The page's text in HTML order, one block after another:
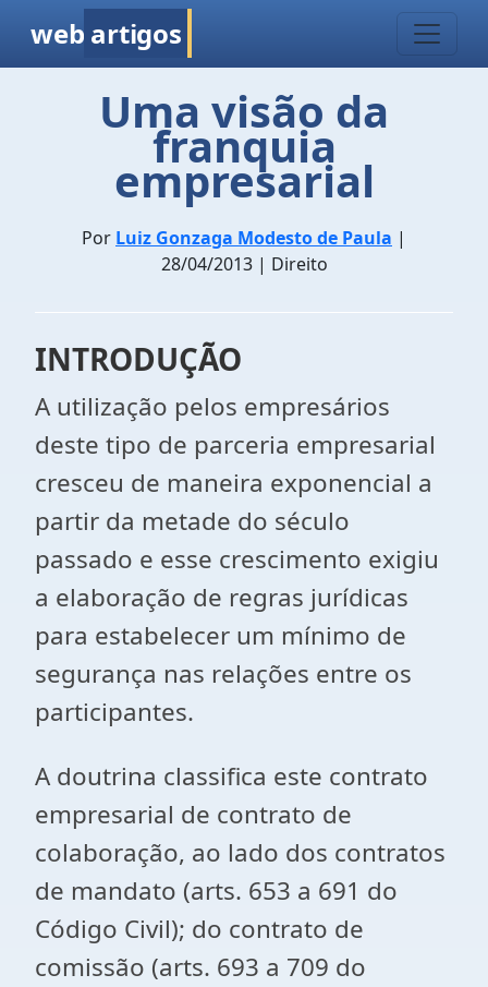
web artigos
Uma visão da
franquia
empresarial
Por Luiz Gonzaga Modesto de Paula |
28/04/2013 | Direito
INTRODUÇÃO
A utilização pelos empresários
deste tipo de parceria empresarial
cresceu de maneira exponencial a
partir da metade do século
passado e esse crescimento exigiu
a elaboração de regras jurídicas
para estabelecer um mínimo de
segurança nas relações entre os
participantes.
A doutrina classifica este contrato
empresarial de contrato de
colaboração, ao lado dos contratos
de mandato (arts. 653 a 691 do
Código Civil); do contrato de
comissão (arts. 693 a 709 do